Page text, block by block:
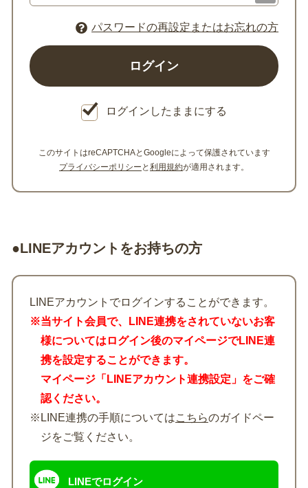
パスワードの再設定またはお忘れの方
ログインしたままにする
このサイトはreCAPTCHAとGoogleによって保護されています
プライバシーポリシー と 利用規約が適用されます。
●LINEアカウントをお持ちの方
LINEアカウントでログインすることができます。
※当サイト会員で、LINE連携をされていないお客
様についてはログイン後のマイページでLINE連
携を設定することができます。
マイページ「LINEアカウント連携設定」をご確
認ください。
※LINE連携の手順についてはこちらのガイドペー
ジをご覧ください。
LINEでログイン